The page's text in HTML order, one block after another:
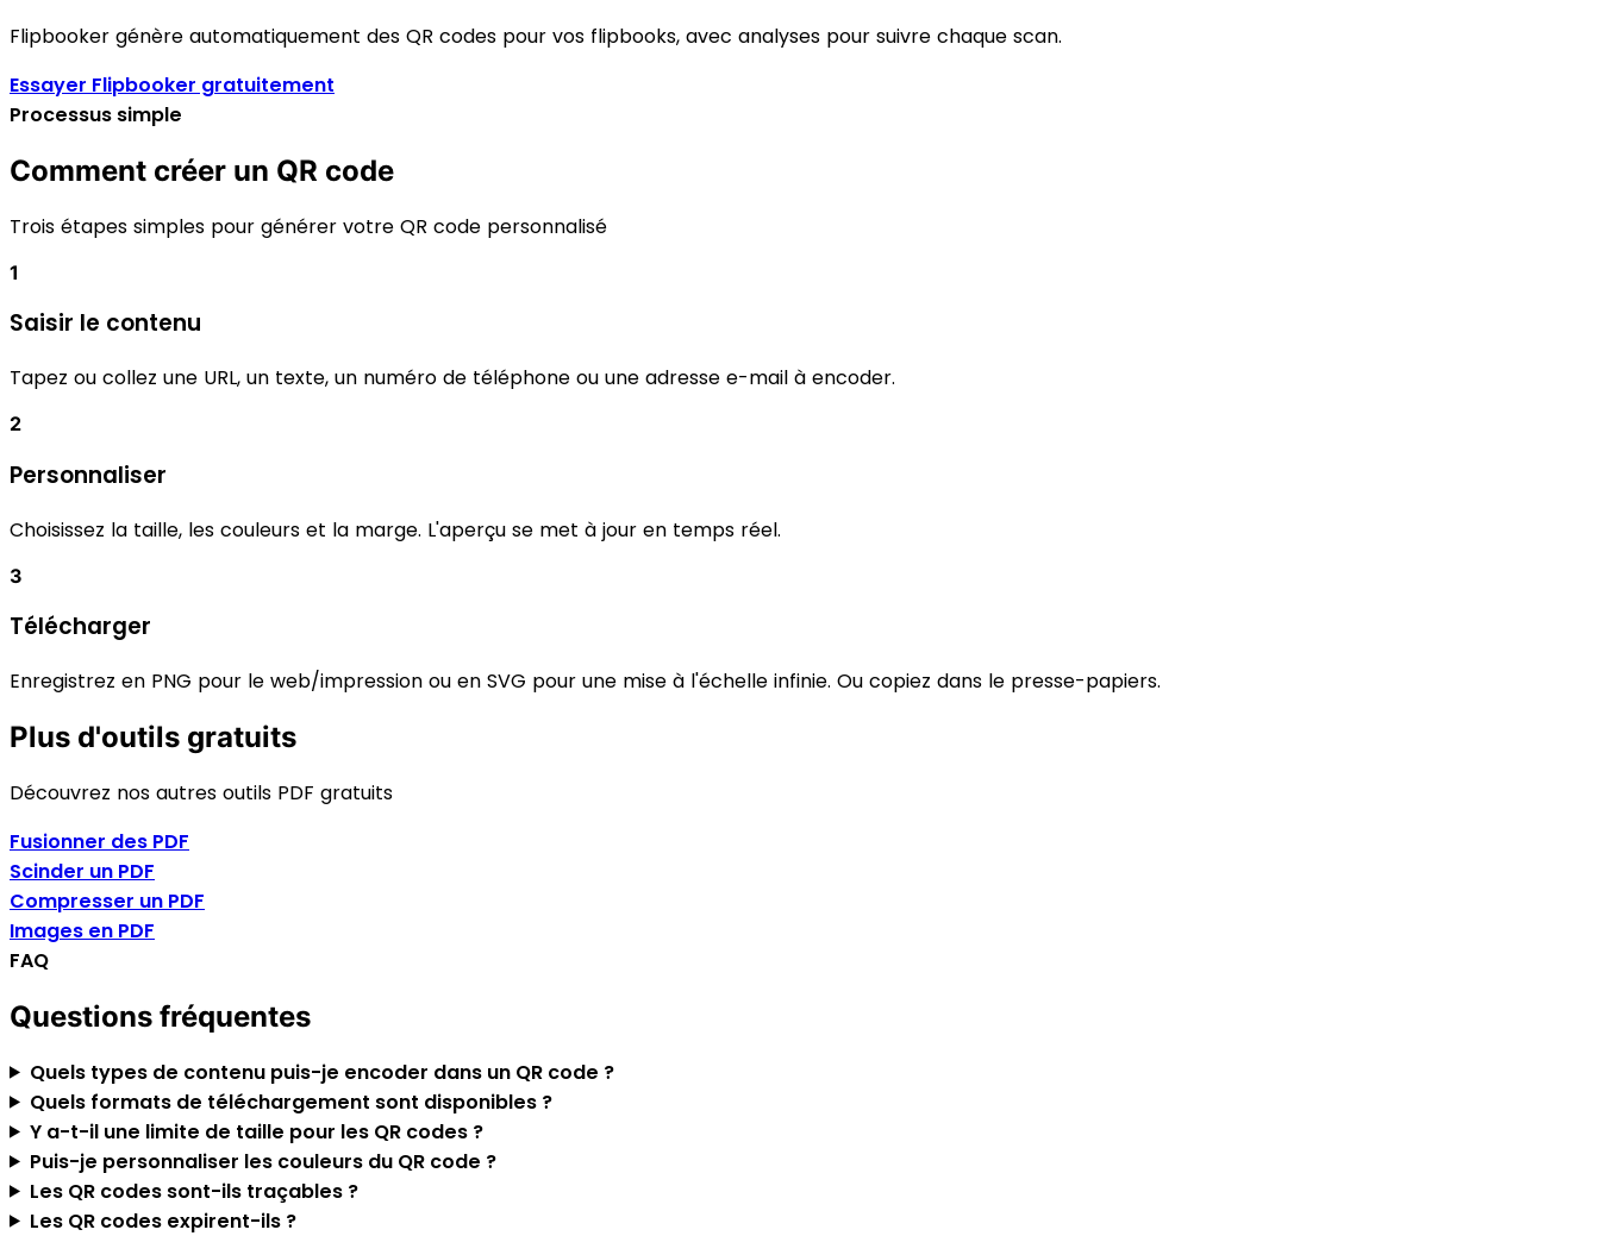
Flipbooker génère automatiquement des QR codes pour vos flipbooks, avec analyses pour suivre chaque scan.
Essayer Flipbooker gratuitement
Processus simple
Comment créer un QR code
Trois étapes simples pour générer votre QR code personnalisé
1
Saisir le contenu
Tapez ou collez une URL, un texte, un numéro de téléphone ou une adresse e-mail à encoder.
2
Personnaliser
Choisissez la taille, les couleurs et la marge. L'aperçu se met à jour en temps réel.
3
Télécharger
Enregistrez en PNG pour le web/impression ou en SVG pour une mise à l'échelle infinie. Ou copiez dans le presse-papiers.
Plus d'outils gratuits
Découvrez nos autres outils PDF gratuits
Fusionner des PDF
Scinder un PDF
Compresser un PDF
Images en PDF
FAQ
Questions fréquentes
Quels types de contenu puis-je encoder dans un QR code ?
Quels formats de téléchargement sont disponibles ?
Y a-t-il une limite de taille pour les QR codes ?
Puis-je personnaliser les couleurs du QR code ?
Les QR codes sont-ils traçables ?
Les QR codes expirent-ils ?